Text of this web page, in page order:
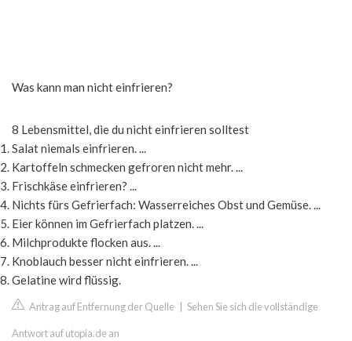
Was kann man nicht einfrieren?
8 Lebensmittel, die du nicht einfrieren solltest
Salat niemals einfrieren. ...
Kartoffeln schmecken gefroren nicht mehr. ...
Frischkäse einfrieren? ...
Nichts fürs Gefrierfach: Wasserreiches Obst und Gemüse. ...
Eier können im Gefrierfach platzen. ...
Milchprodukte flocken aus. ...
Knoblauch besser nicht einfrieren. ...
Gelatine wird flüssig.
Antrag auf Entfernung der Quelle Sehen Sie sich die vollständige
Antwort auf utopia.de an